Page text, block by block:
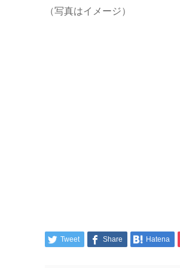
（写真はイメージ）
Tweet Share Hatena